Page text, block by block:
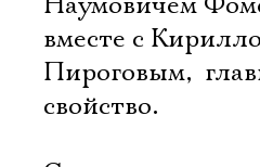
вместе с
Пироговым, 
свойство.